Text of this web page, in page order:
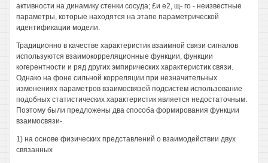
активности на динамику стенки сосуда; £и е2, щ- го - неизвестные
параметры, которые находятся на этапе параметрической
идентификации модели.
Традиционно в качестве характеристик взаимной связи сигналов
используются взаимокорреляционные функции, функции
когерентности и ряд других эмпирических характеристик связи.
Однако на фоне сильной корреляции при незначительных
изменениях параметров взаимосвязей подсистем использование
подобных статистических характеристик является недостаточным.
Поэтому были предложены два способа формирования функции
взаимосвязи-.
1) на основе физических представлений о взаимодействии двух
связанных